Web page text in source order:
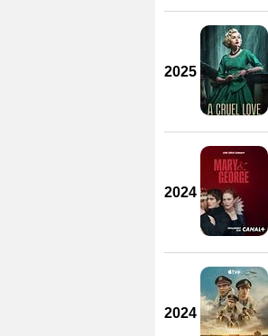
2025
2024
2024